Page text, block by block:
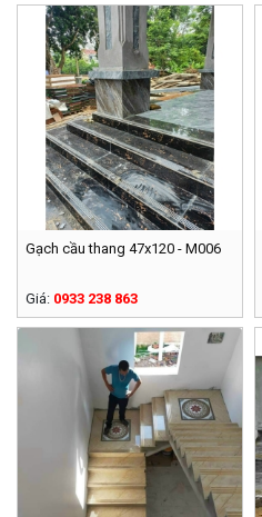
Gạch cầu thang 47x120 - M006
Giá: 0933 238 863